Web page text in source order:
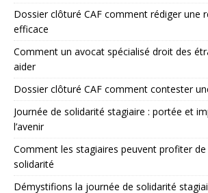
Dossier clôturé CAF comment rédiger une
efficace
Comment un avocat spécialisé droit des
aider
Dossier clôturé CAF comment contester
Journée de solidarité stagiaire : portée et
l’avenir
Comment les stagiaires peuvent profiter
solidarité
Démystifions la journée de solidarité